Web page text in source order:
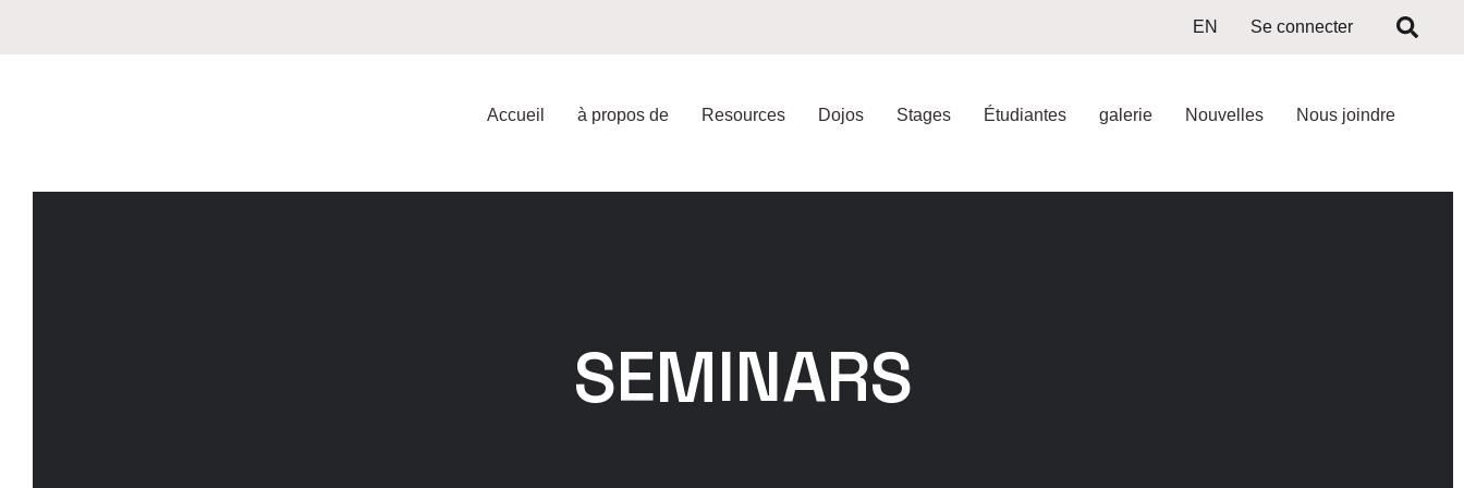
EN Se connecter
Accueil à propos de Resources Dojos Stages Étudiantes galerie Nouvelles Nous joindre
SEMINARS